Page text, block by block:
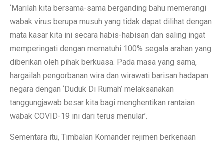
‘Marilah kita bersama-sama berganding bahu memerangi
wabak virus berupa musuh yang tidak dapat dilihat dengan
mata kasar kita ini secara habis-habisan dan saling ingat
memperingati dengan mematuhi 100% segala arahan yang
diberikan oleh pihak berkuasa. Pada masa yang sama,
hargailah pengorbanan wira dan wirawati barisan hadapan
negara dengan ‘Duduk Di Rumah’ melaksanakan
tanggungjawab besar kita bagi menghentikan rantaian
wabak COVID-19 ini dari terus menular’.
Sementara itu, Timbalan Komander rejimen berkenaan